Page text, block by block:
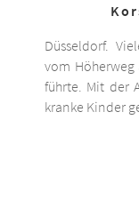
Düsseldorf.
vom
führte. Mit der
kranke Kinder